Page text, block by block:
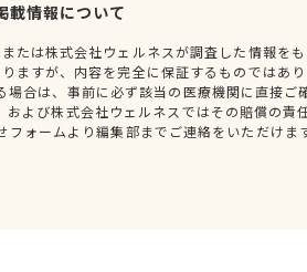
載情報について
たは株式会社ウェルネスが調査した情報を
ますが、内容を完全に保証するものではあ
合は、事前に必ず該当の医療機関に直接ご
よび株式会社ウェルネスではその賠償の責
ォームより編集部までご連絡をいただけま